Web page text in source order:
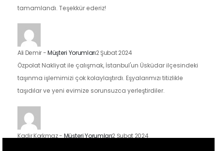
tamamlandı. Teşekkür ederiz!
Ali Demir-Müşteri Yorumları2 Şubat 2024
Özpolat Nakliyat ile çalışmak, İstanbul'un Üsküdar ilçesindeki
taşınma işlemimizi çok kolaylaştırdı. Eşyalarımızı titizlikle
taşıdılar ve yeni evimize sorunsuzca yerleştirdiler.
Kadir Korkmaz- Müşteri Yorumları2 Şubat 2024